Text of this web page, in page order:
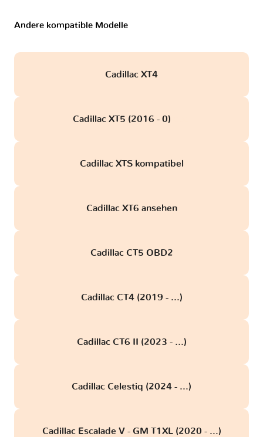
Andere kompatible Modelle
Cadillac XT4
Cadillac XT5 (2016 - 0)
Cadillac XTS kompatibel
Cadillac XT6 ansehen
Cadillac CT5 OBD2
Cadillac CT4 (2019 - ...)
Cadillac CT6 II (2023 - ...)
Cadillac Celestiq (2024 - ...)
Cadillac Escalade V - GM T1XL (2020 - ...)